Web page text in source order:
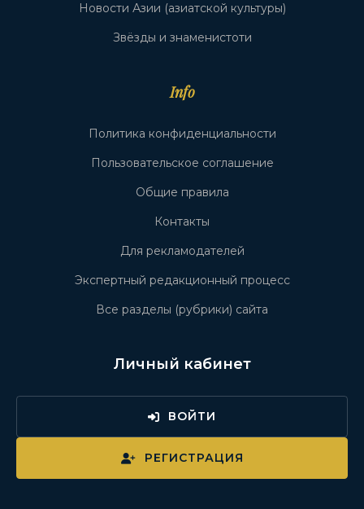
Новости Азии (азиатской культуры)
Звёзды и знаменистоти
Info
Политика конфиденциальности
Пользовательское соглашение
Общие правила
Контакты
Для рекламодателей
Экспертный редакционный процесс
Все разделы (рубрики) сайта
Личный кабинет
ВОЙТИ
РЕГИСТРАЦИЯ